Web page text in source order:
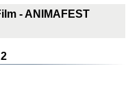
- ANIMAFEST
2